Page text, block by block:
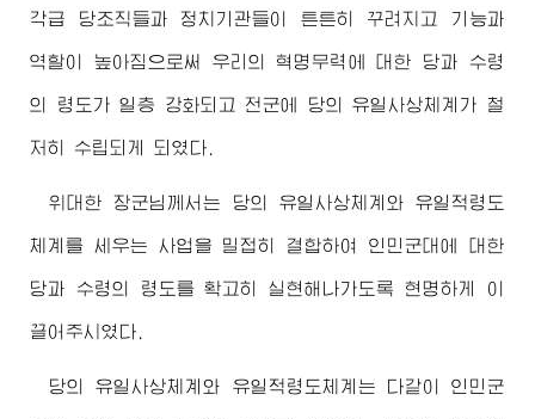
각급 당조직들과 정치기관들이 튼튼히 꾸려지고 기능과
역할이 높아짐으로써 우리의 혁명무력에 대한 당과 수령
의 령도가 일층 강화되고 전군에 당의 유일사상체계가 철
저히 수립되게 되였다.
위대한장군님 께서는 당의 유일사상체계와 유일적령도
체계를 세우는 사업을 밀접히 결합하여 인민군대에 대한
당과 수령의 령도를 확고히 실현해나가도록 현명하게 이
끌어주시였다.
당의 유일사상체계와 유일적령도체계는 다같이 인민군